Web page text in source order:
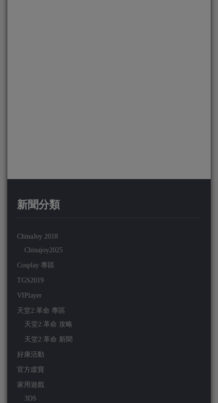
新聞分類
ChinaJoy 2018
Chinajoy2025
Cosplay 專區
TGS2019
VIPlayer
天堂2:革命 專區
天堂2:革命 攻略
天堂2:革命 新聞
好康活動
官方虛寶
家用遊戲
3DS